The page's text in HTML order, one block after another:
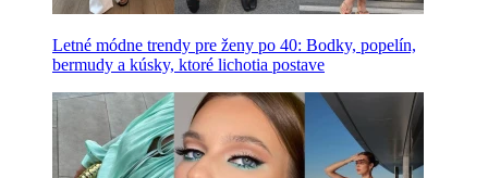
Letné módne trendy pre ženy po 40: Bodky, popelín,
bermudy a kúsky, ktoré lichotia postave